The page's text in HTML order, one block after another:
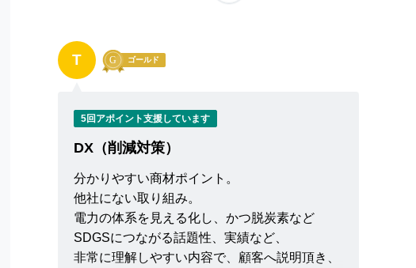
T ゴールド
5回アポイント支援しています
DX（削減対策）
分かりやすい商材ポイント。
他社にない取り組み。
電力の体系を見える化し、かつ脱炭素など
SDGSにつながる話題性、実績など、
非常に理解しやすい内容で、顧客へ説明頂き、